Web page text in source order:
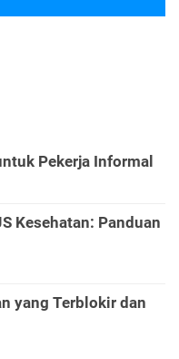
Pekerja Informal
Kesehatan: Panduan
yang Terblokir dan